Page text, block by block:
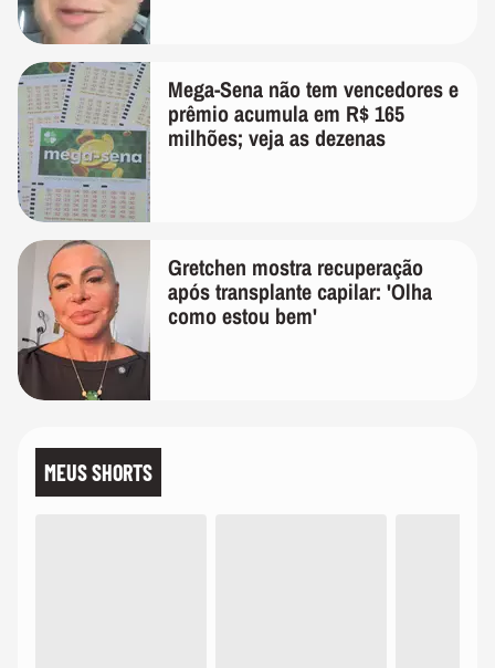
Mega-Sena não tem vencedores e
prêmio acumula em R$ 165
milhões; veja as dezenas
Gretchen mostra recuperação
após transplante capilar: 'Olha
como estou bem'
MEUS SHORTS